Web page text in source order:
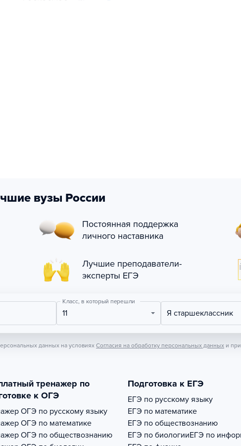
вузы России
Постоянная поддержка
личного наставника
Лучшие преподаватели-
эксперты ЕГЭ
Класс, в который перешли
11 Я старшеклассник
данных на условиях Согласия на обработку персональных данных и
тренажер по
к ОГЭ
ОГЭ по русскому языку
ОГЭ по математике
ОГЭ по обществознанию
Подготовка к ЕГЭ
ЕГЭ по русскому языку
ЕГЭ по математике
ЕГЭ по обществознанию
ЕГЭ по биологииЕГЭ по